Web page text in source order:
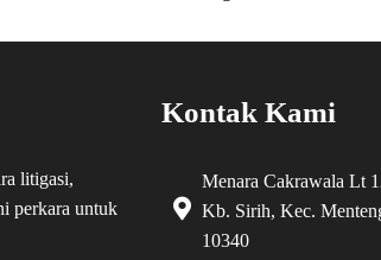
litigasi,
perkara untuk
Kontak Kami
Menara Cakrawala Lt
Kb. Sirih, Kec.
10340